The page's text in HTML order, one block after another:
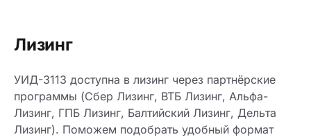
Лизинг
УИД-3113 доступна в лизинг через партнёрские
программы (Сбер Лизинг, ВТБ Лизинг, Альфа-
Лизинг, ГПБ Лизинг, Балтийский Лизинг, Дельта
Лизинг). Поможем подобрать удобный формат